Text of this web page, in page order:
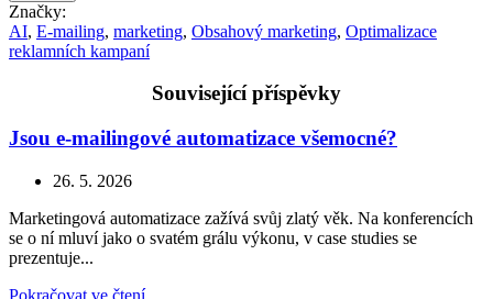
Značky:
AI, E-mailing, marketing, Obsahový marketing, Optimalizace
reklamních kampaní
Související příspěvky
Jsou e-mailingové automatizace všemocné?
26. 5. 2026
Marketingová automatizace zažívá svůj zlatý věk. Na konferencích
se o ní mluví jako o svatém grálu výkonu, v case studies se
prezentuje...
Pokračovat ve čtení